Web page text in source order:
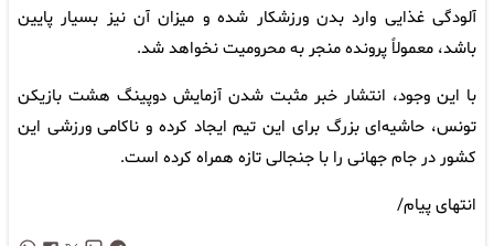
آلودگی غذایی وارد بدن ورزشکار شده و میزان آن نیز بسیار پایین
باشد، معمولاً پرونده منجر به محرومیت نخواهد شد.
با این وجود، انتشار خبر مثبت شدن آزمایش دوپینگ هشت بازیکن
تونس، حاشیه‌ای بزرگ برای این تیم ایجاد کرده و ناکامی ورزشی این
کشور در جام جهانی را با جنجالی تازه همراه کرده است.
انتهای پیام/